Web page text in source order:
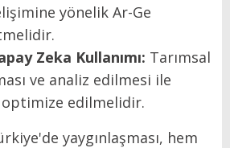
yönelik Ar-Ge
Zeka Kullanımı: Tarımsal
ve analiz edilmesi ile
edilmelidir.
yaygınlaşması, hem